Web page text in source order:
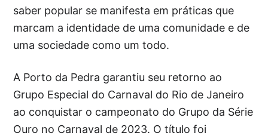
saber popular se manifesta em práticas que
marcam a identidade de uma comunidade e de
uma sociedade como um todo.
A Porto da Pedra garantiu seu retorno ao
Grupo Especial do Carnaval do Rio de Janeiro
ao conquistar o campeonato do Grupo da Série
Ouro no Carnaval de 2023. O título foi